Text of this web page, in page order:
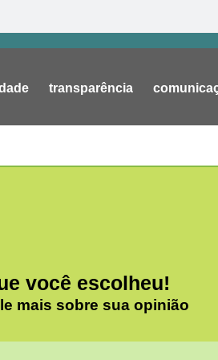
transparência
você escolheu!
mais sobre sua opinião